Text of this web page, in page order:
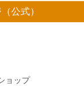
公式）
ョップ